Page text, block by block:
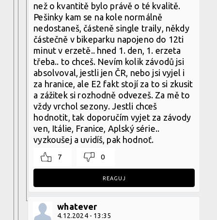
než o kvantitě bylo právě o té kvalitě.
Pešinky kam se na kole normálně
nedostaneš, částeně single traily, někdy
částečně v bikeparku napojeno do 12ti
minut v erzetě.. hned 1. den, 1. erzeta
třeba.. to chceš. Nevím kolik závodů jsi
absolvoval, jestli jen ČR, nebo jsi vyjel i
za hranice, ale E2 fakt stojí za to si zkusit
a zážitek si rozhodně odvezeš. Za mě to
vždy vrchol sezony. Jestli chceš
hodnotit, tak doporučím vyjet za závody
ven, Itálie, Franice, Aplský série..
vyzkoušej a uvidíš, pak hodnoť.
7 0
REAGUJ
whatever
4.12.2024 - 13:35